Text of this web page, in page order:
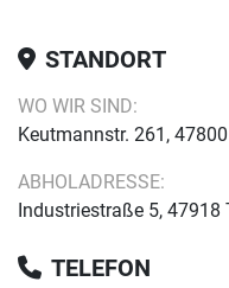
STANDORT
WO WIR SIND:
Keutmannstr. 261,
ABHOLADRESSE:
Industriestraße 5, 47918
TELEFON